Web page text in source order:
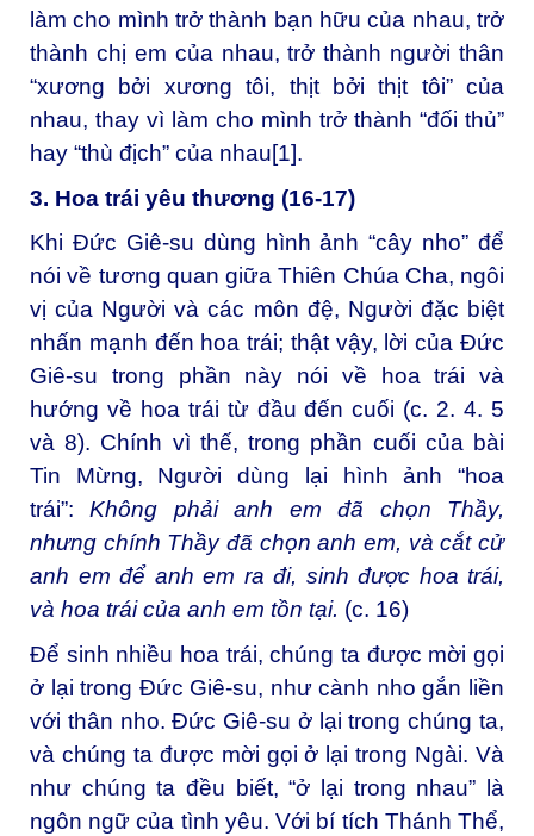
làm cho mình trở thành bạn hữu của nhau, trở
thành chị em của nhau, trở thành người thân
“xương bởi xương tôi, thịt bởi thịt tôi” của
nhau, thay vì làm cho mình trở thành “đối thủ”
hay “thù địch” của nhau[1].
3. Hoa trái yêu thương (16-17)
Khi Đức Giê-su dùng hình ảnh “cây nho” để
nói về tương quan giữa Thiên Chúa Cha, ngôi
vị của Người và các môn đệ, Người đặc biệt
nhấn mạnh đến hoa trái; thật vậy, lời của Đức
Giê-su trong phần này nói về hoa trái và
hướng về hoa trái từ đầu đến cuối (c. 2. 4. 5
và 8). Chính vì thế, trong phần cuối của bài
Tin Mừng, Người dùng lại hình ảnh “hoa
trái”:Không phải anh em đã chọn Thầy,
nhưng chính Thầy đã chọn anh em, và cắt cử
anh em để anh em ra đi, sinh được hoa trái,
và hoa trái của anh em tồn tại. (c. 16)
Để sinh nhiều hoa trái, chúng ta được mời gọi
ở lại trong Đức Giê-su, như cành nho gắn liền
với thân nho. Đức Giê-su ở lại trong chúng ta,
và chúng ta được mời gọi ở lại trong Ngài. Và
như chúng ta đều biết, “ở lại trong nhau” là
ngôn ngữ của tình yêu. Với bí tích Thánh Thể,